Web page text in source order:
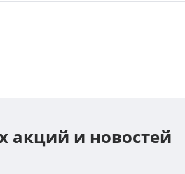
акций и новостей